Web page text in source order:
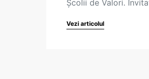
Școlii de Valori.
Vezi articolul